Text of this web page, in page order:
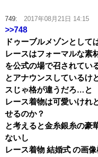
749: 2017年08月21日 14:15
>>748
ドゥーブルメゾンとして
レースはフォーマルな素
を公式の場で召されてい
とアナウンスしているけ
スじゃ格が違うだろ…と
レース着物は可愛いけれ
せるのか？
と考えると金糸銀糸の豪
ないし
レース着物 結婚式 の画